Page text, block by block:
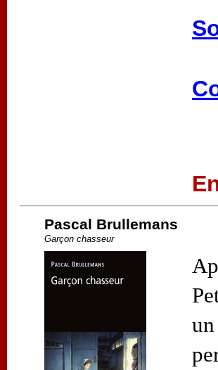
Pascal Brullemans
Garçon chasseur